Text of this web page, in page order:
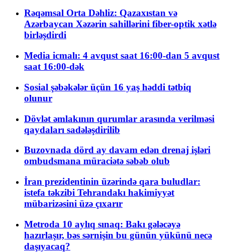
Rəqəmsal Orta Dəhliz: Qazaxıstan və
Azərbaycan Xəzərin sahillərini fiber-optik xətlə
birləşdirdi
Media icmalı: 4 avqust saat 16:00-dan 5 avqust
saat 16:00-dək
Sosial şəbəkələr üçün 16 yaş həddi tətbiq
olunur
Dövlət əmlakının qurumlar arasında verilməsi
qaydaları sadələşdirilib
Buzovnada dörd ay davam edən drenaj işləri
ombudsmana müraciətə səbəb olub
İran prezidentinin üzərində qara buludlar:
istefa təkzibi Tehrandakı hakimiyyət
mübarizəsini üzə çıxarır
Metroda 10 aylıq sınaq: Bakı gələcəyə
hazırlaşır, bəs sərnişin bu günün yükünü necə
daşıyacaq?